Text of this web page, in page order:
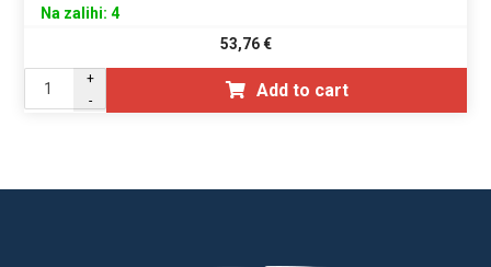
Na zalihi: 4
53,76€
+
-
Add to cart